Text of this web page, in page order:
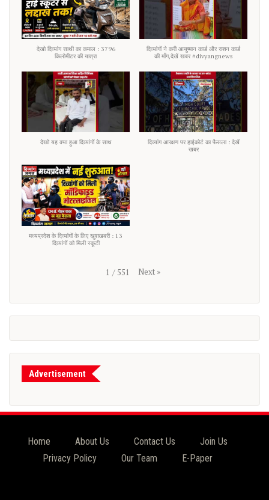
देखो दिव्यांग साथी का कमाल : 3796
किलोमीटर की यात्रा
दिव्यांगों ने करी आयुष्मान कार्ड और राशन कार्ड
की माँग,देखें खबर #divyangnews
देखो यह क्या हुआ दिव्यांगों के साथ
दिव्यांग आरक्षण पर हाईकोर्ट का फैसला : देखें
खबर
मध्यप्रदेश के दिव्यांगों के लिए खुशखबरी : 13
दिव्यांगों को मिली स्कूटी
1 / 551 Next »
Advertisement
Home About Us Contact Us
Join Us
Privacy Policy
Our Team E-Paper